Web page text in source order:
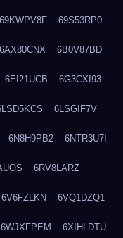
69KWPV8F 69S53RP0
6AX80CNX 6B0V87BD
6EI21UCB 6G3CXI93
6LSGIF7V
6N8H9PB2 6NTR3U7I
6RV8LARZ
6V6FZLKN 6VQ1DZQ1
6WJXFPEM 6XIHLDTU